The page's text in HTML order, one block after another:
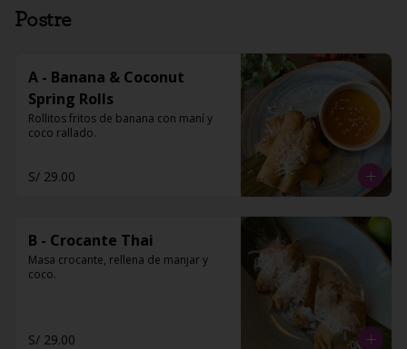
Postre
A - Banana & Coconut
Spring Rolls
Rollitos fritos de banana con maní y
coco rallado.
S/ 29.00
B - Crocante Thai
Masa crocante, rellena de manjar y
coco.
S/ 29.00